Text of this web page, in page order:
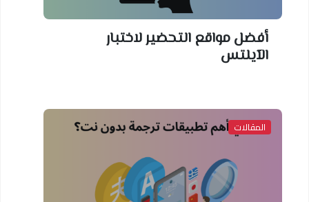
أفضل مواقع التحضير لاختبار
الآيلتس
المقالات